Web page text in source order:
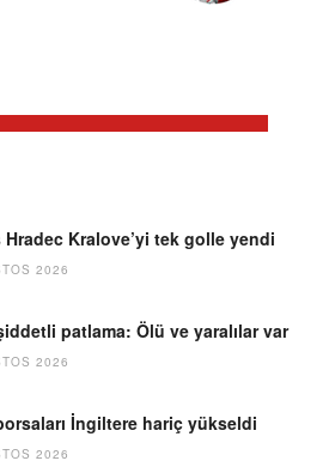
Kralove’yi tek golle yendi
2026
patlama: Ölü ve yaralılar var
2026
İngiltere hariç yükseldi
2026